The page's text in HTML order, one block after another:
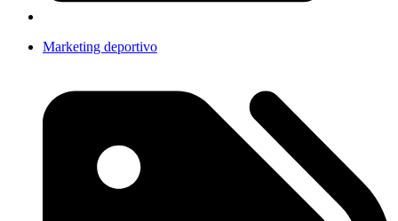
Marketing deportivo